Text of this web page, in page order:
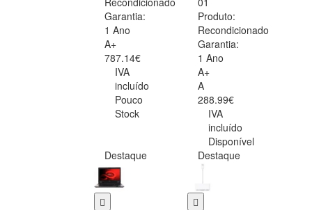
Garantia:
1 Ano
A+
787.14€
IVA
incluído
Pouco
Stock
Produto:
Recondicionado
Garantia:
1 Ano
A+
A
288.99€
IVA
incluído
Disponível
Destaque
Destaque